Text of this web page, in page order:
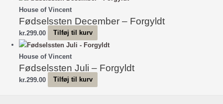
House of Vincent
Fødselssten December – Forgyldt
kr.299.00 Tilføj til kurv
House of Vincent
Fødselssten Juli – Forgyldt
kr.299.00 Tilføj til kurv